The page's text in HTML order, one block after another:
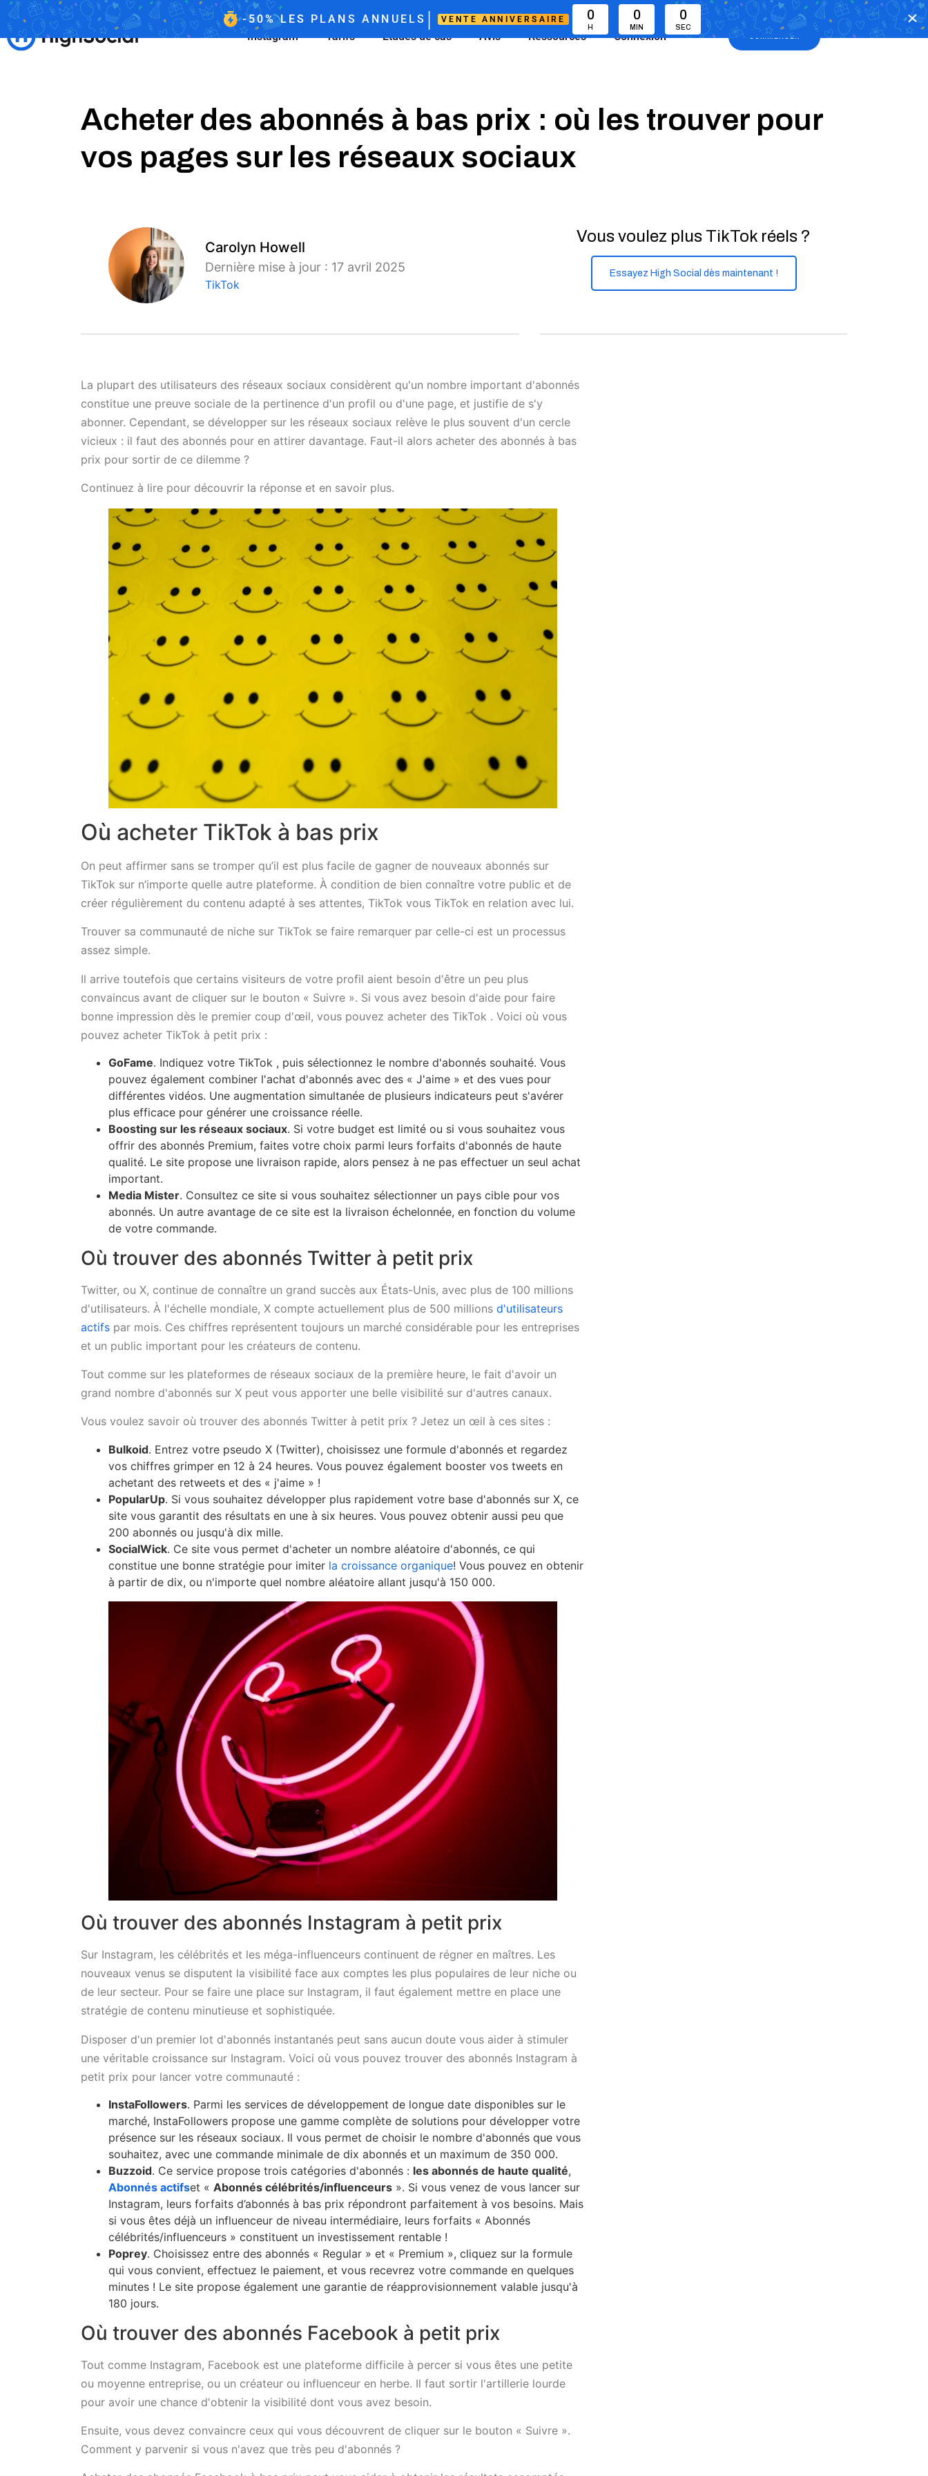
-50%LES PLANS ANNUELS | VENTE ANNIVERSAIRE 0
H
0
MIN
0
SEC
Instagram Tarifs Études de cas Avis Ressources Connexion COMMENCER
Acheter des abonnés à bas prix : où les trouver pour
vos pages sur les réseaux sociaux
Carolyn Howell
Dernière mise à jour : 17 avril 2025
TikTok
Vous voulez plus TikTok réels ?
Essayez High Social dès maintenant !
La plupart des utilisateurs des réseaux sociaux considèrent qu'un nombre important d'abonnés
constitue une preuve sociale de la pertinence d'un profil ou d'une page, et justifie de s'y
abonner. Cependant, se développer sur les réseaux sociaux relève le plus souvent d'un cercle
vicieux : il faut des abonnés pour en attirer davantage. Faut-il alors acheter des abonnés à bas
prix pour sortir de ce dilemme ?
Continuez à lire pour découvrir la réponse et en savoir plus.
Où acheter TikTok à bas prix
On peut affirmer sans se tromper qu’il est plus facile de gagner de nouveaux abonnés sur
TikTok sur n’importe quelle autre plateforme. À condition de bien connaître votre public et de
créer régulièrement du contenu adapté à ses attentes, TikTok vous TikTok en relation avec lui.
Trouver sa communauté de niche sur TikTok se faire remarquer par celle-ci est un processus
assez simple.
Il arrive toutefois que certains visiteurs de votre profil aient besoin d'être un peu plus
convaincus avant de cliquer sur le bouton « Suivre ». Si vous avez besoin d'aide pour faire
bonne impression dès le premier coup d'œil, vous pouvez acheter des TikTok . Voici où vous
pouvez acheter TikTok à petit prix :
GoFame. Indiquez votre TikTok , puis sélectionnez le nombre d'abonnés souhaité. Vous
pouvez également combiner l'achat d'abonnés avec des « J'aime » et des vues pour
différentes vidéos. Une augmentation simultanée de plusieurs indicateurs peut s'avérer
plus efficace pour générer une croissance réelle.
Boosting sur les réseaux sociaux. Si votre budget est limité ou si vous souhaitez vous
offrir des abonnés Premium, faites votre choix parmi leurs forfaits d'abonnés de haute
qualité. Le site propose une livraison rapide, alors pensez à ne pas effectuer un seul achat
important.
Media Mister. Consultez ce site si vous souhaitez sélectionner un pays cible pour vos
abonnés. Un autre avantage de ce site est la livraison échelonnée, en fonction du volume
de votre commande.
Où trouver des abonnés Twitter à petit prix
Twitter, ou X, continue de connaître un grand succès aux États-Unis, avec plus de 100 millions
d'utilisateurs. À l'échelle mondiale, X compte actuellement plus de 500 millions d'utilisateurs
actifs par mois. Ces chiffres représentent toujours un marché considérable pour les entreprises
et un public important pour les créateurs de contenu.
Tout comme sur les plateformes de réseaux sociaux de la première heure, le fait d'avoir un
grand nombre d'abonnés sur X peut vous apporter une belle visibilité sur d'autres canaux.
Vous voulez savoir où trouver des abonnés Twitter à petit prix ? Jetez un œil à ces sites :
Bulkoid. Entrez votre pseudo X (Twitter), choisissez une formule d'abonnés et regardez
vos chiffres grimper en 12 à 24 heures. Vous pouvez également booster vos tweets en
achetant des retweets et des « j'aime » !
PopularUp. Si vous souhaitez développer plus rapidement votre base d'abonnés sur X, ce
site vous garantit des résultats en une à six heures. Vous pouvez obtenir aussi peu que
200 abonnés ou jusqu'à dix mille.
SocialWick. Ce site vous permet d'acheter un nombre aléatoire d'abonnés, ce qui
constitue une bonne stratégie pour imiter la croissance organique! Vous pouvez en obtenir
à partir de dix, ou n'importe quel nombre aléatoire allant jusqu'à 150 000.
Où trouver des abonnés Instagram à petit prix
Sur Instagram, les célébrités et les méga-influenceurs continuent de régner en maîtres. Les
nouveaux venus se disputent la visibilité face aux comptes les plus populaires de leur niche ou
de leur secteur. Pour se faire une place sur Instagram, il faut également mettre en place une
stratégie de contenu minutieuse et sophistiquée.
Disposer d'un premier lot d'abonnés instantanés peut sans aucun doute vous aider à stimuler
une véritable croissance sur Instagram. Voici où vous pouvez trouver des abonnés Instagram à
petit prix pour lancer votre communauté :
InstaFollowers. Parmi les services de développement de longue date disponibles sur le
marché, InstaFollowers propose une gamme complète de solutions pour développer votre
présence sur les réseaux sociaux. Il vous permet de choisir le nombre d'abonnés que vous
souhaitez, avec une commande minimale de dix abonnés et un maximum de 350 000.
Buzzoid. Ce service propose trois catégories d'abonnés : les abonnés de haute qualité,
Abonnés actifset « Abonnés célébrités/influenceurs ». Si vous venez de vous lancer sur
Instagram, leurs forfaits d’abonnés à bas prix répondront parfaitement à vos besoins. Mais
si vous êtes déjà un influenceur de niveau intermédiaire, leurs forfaits « Abonnés
célébrités/influenceurs » constituent un investissement rentable !
Poprey. Choisissez entre des abonnés « Regular » et « Premium », cliquez sur la formule
qui vous convient, effectuez le paiement, et vous recevrez votre commande en quelques
minutes ! Le site propose également une garantie de réapprovisionnement valable jusqu'à
180 jours.
Où trouver des abonnés Facebook à petit prix
Tout comme Instagram, Facebook est une plateforme difficile à percer si vous êtes une petite
ou moyenne entreprise, ou un créateur ou influenceur en herbe. Il faut sortir l'artillerie lourde
pour avoir une chance d'obtenir la visibilité dont vous avez besoin.
Ensuite, vous devez convaincre ceux qui vous découvrent de cliquer sur le bouton « Suivre ».
Comment y parvenir si vous n'avez que très peu d'abonnés ?